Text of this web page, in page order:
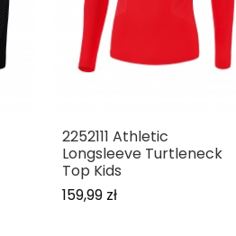
2252111 Athletic
Longsleeve Turtleneck
Top Kids
159,99 zł